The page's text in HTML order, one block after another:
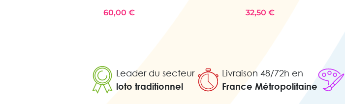
60,00 €
32,50 €
Leader du secteur
loto traditionnel
Livraison 48/72h en
France Métropolitaine